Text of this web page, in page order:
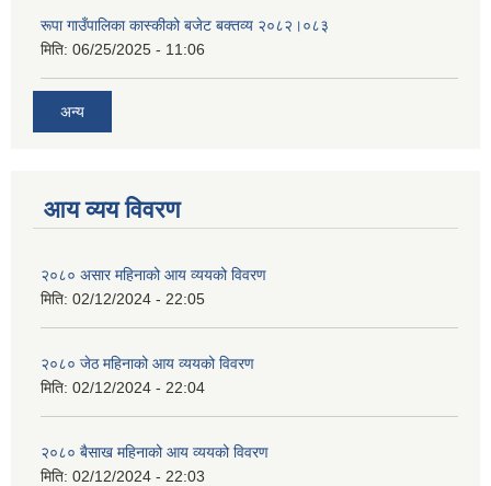
रूपा गाउँपालिका कास्कीको बजेट बक्तव्य २०८२।०८३
मिति: 06/25/2025 - 11:06
अन्य
आय व्यय विवरण
२०८० असार महिनाको आय व्ययको विवरण
मिति: 02/12/2024 - 22:05
२०८० जेठ महिनाको आय व्ययको विवरण
मिति: 02/12/2024 - 22:04
२०८० बैसाख महिनाको आय व्ययको विवरण
मिति: 02/12/2024 - 22:03